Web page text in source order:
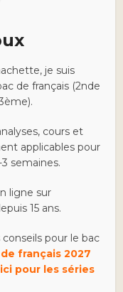
je suis
de français (2nde
cours et
applicables pour
semaines.
ligne sur
15 ans.
pour le bac
français 2027
ici pour les séries